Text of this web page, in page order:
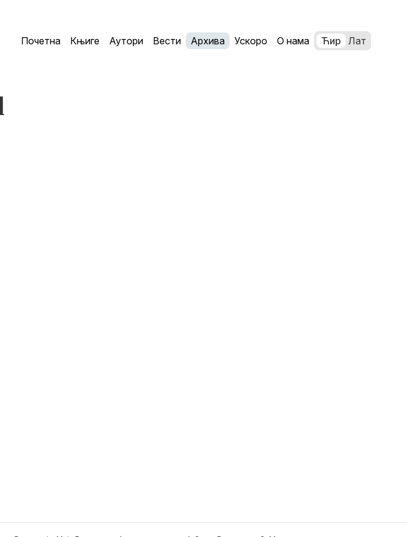
Почетна Књиге Аутори Вести Архива Ускоро О нама Ћир Лат